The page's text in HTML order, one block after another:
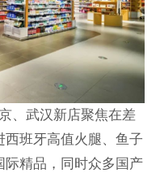
、武汉新店聚焦在差
班牙高值火腿、鱼子
精品，同时众多国产